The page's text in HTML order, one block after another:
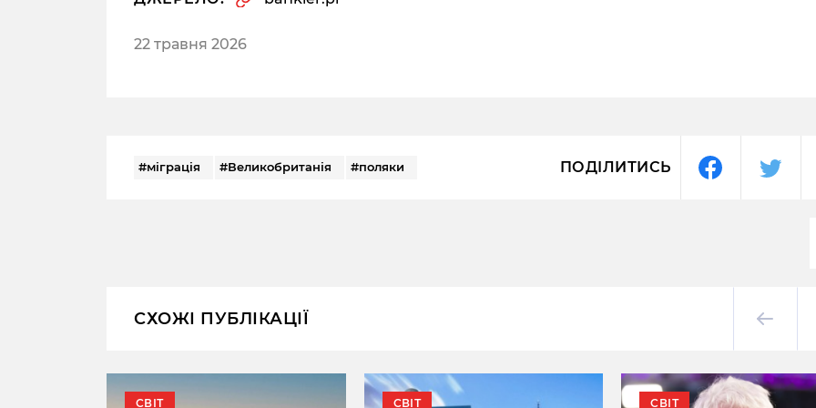
22 травня 2026
#міграція #Великобританія #поляки ПОДІЛИТИСЬ
СХОЖІ ПУБЛІКАЦІЇ
СВІТ СВІТ СВІТ